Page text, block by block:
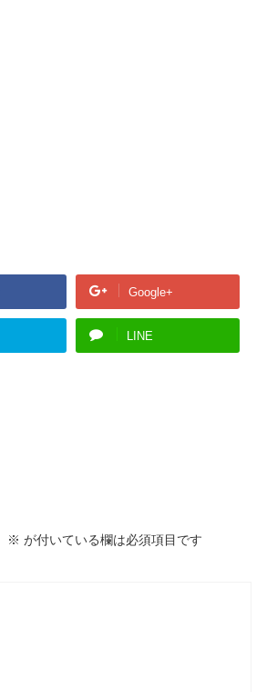
Google+
LINE
※ が付いている欄は必須項目です